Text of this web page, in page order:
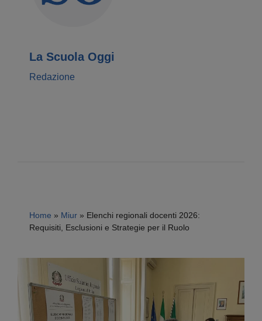
La Scuola Oggi
Redazione
Home » Miur » Elenchi regionali docenti 2026:
Requisiti, Esclusioni e Strategie per il Ruolo